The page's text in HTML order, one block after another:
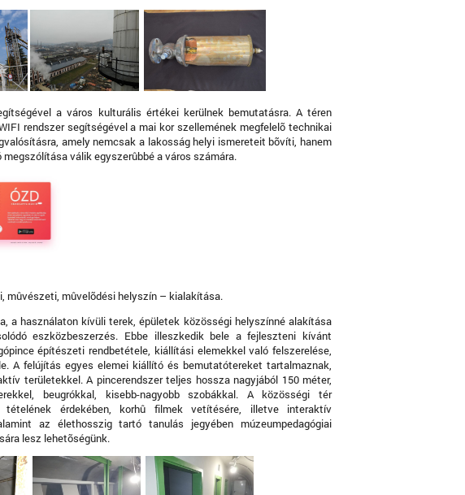
a város kulturális értékei kerülnek bemutatásra. A téren
rendszer segítségével a mai kor szellemének megfelelõ technikai
amely nemcsak a lakosság helyi ismereteit bõvíti, hanem
megszólítása válik egyszerûbbé a város számára.
mûvészeti, mûvelõdési helyszín – kialakítása.
a használaton kívüli terek, épületek közösségi helyszínné alakítása
eszközbeszerzés. Ebbe illeszkedik bele a fejleszteni kívánt
építészeti rendbetétele, kiállítási elemekkel való felszerelése,
A felújítás egyes elemei kiállító és bemutatótereket tartalmaznak,
területekkel. A pincerendszer teljes hossza nagyjából 150 méter,
beugrókkal, kisebb-nagyobb szobákkal. A közösségi tér
tételének érdekében, korhû filmek vetítésére, illetve interaktív
az élethosszig tartó tanulás jegyében múzeumpedagógiai
lesz lehetõségünk.